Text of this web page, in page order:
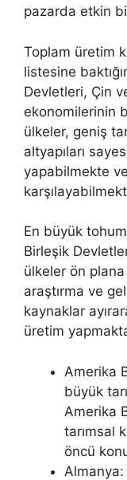
pazarda etkin
Toplam üretim
listesine
Devletleri, Çin
ekonomilerinin
ülkeler, geniş
altyapıları
yapabilmekte
En büyük
Birleşik
ülkeler ön plana
araştırma ve
kaynaklar
üretim
Amerika
büyük
Amerika
tarımsal
öncü